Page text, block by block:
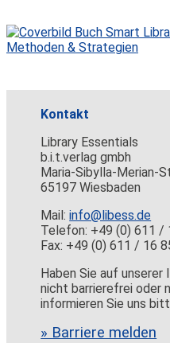
Kontakt
Library Essentials
b.i.t.verlag gmbh
Maria-Sibylla-Merian-
65197 Wiesbaden
Mail:info@libess.de
Telefon: +49 (0) 611 /
Fax: +49 (0) 611 / 16
Haben Sie auf
nicht barrierefrei oder
informieren Sie uns
» Barriere melden